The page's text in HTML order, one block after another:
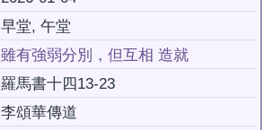
早堂, 午堂
雖有強弱分別，但互相 造就
羅馬書十四13-23
李頌華傳道